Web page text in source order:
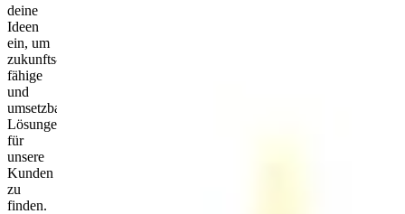
deine
Ideen
ein, um
zukunfts­
fähige
und
umsetzbare
Lösungen
für
unsere
Kunden
zu
finden.